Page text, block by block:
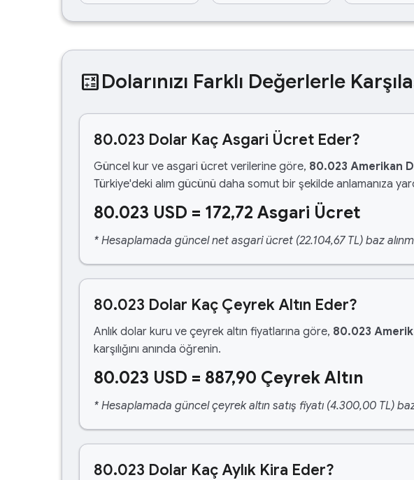
calculateDolarınızı Farklı Değerlerle
80.023 Dolar Kaç Asgari Ücret Eder?
Güncel kur ve asgari ücret verilerine göre, 80.023 Amerikan
Türkiye'deki alım gücünü daha somut bir şekilde anlamanıza
80.023 USD = 172,72 Asgari Ücret
* Hesaplamada güncel net asgari ücret (22.104,67 TL) baz
80.023 Dolar Kaç Çeyrek Altın Eder?
Anlık dolar kuru ve çeyrek altın fiyatlarına göre, 80.023
karşılığını anında öğrenin.
80.023 USD = 887,90 Çeyrek Altın
* Hesaplamada güncel çeyrek altın satış fiyatı (4.300,00 TL) baz
80.023 Dolar Kaç Aylık Kira Eder?